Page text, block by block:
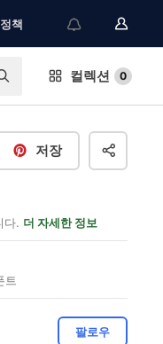
책
컬렉션 0
저장
다. 더 자세한 정보
트
팔로우